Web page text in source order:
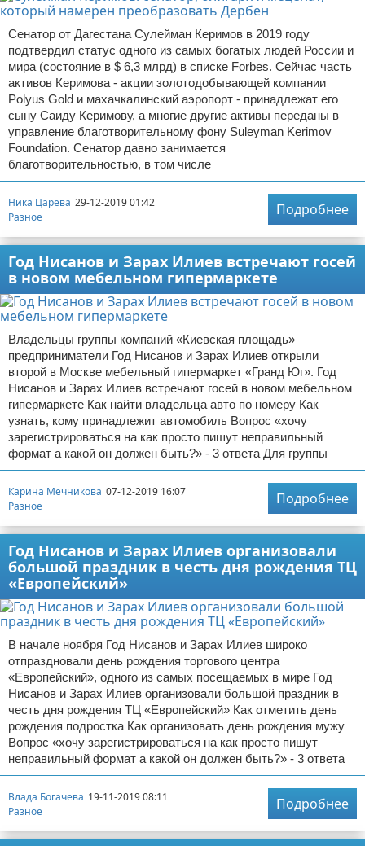
Сенатор от Дагестана Сулейман Керимов в 2019 году
подтвердил статус одного из самых богатых людей России и
мира (состояние в $ 6,3 млрд) в списке Forbes. Сейчас часть
активов Керимова - акции золотодобывающей компании
Polyus Gold и махачкалинский аэропорт - принадлежат его
сыну Саиду Керимову, а многие другие активы переданы в
управление благотворительному фону Suleyman Kerimov
Foundation. Сенатор давно занимается
благотворительностью, в том числе
Ника Царева 29-12-2019 01:42
Разное
Подробнее
Год Нисанов и Зарах Илиев встречают госей
в новом мебельном гипермаркете
Владельцы группы компаний «Киевская площадь»
предприниматели Год Нисанов и Зарах Илиев открыли
второй в Москве мебельный гипермаркет «Гранд Юг». Год
Нисанов и Зарах Илиев встречают госей в новом мебельном
гипермаркете Как найти владельца авто по номеру Как
узнать, кому принадлежит автомобиль Вопрос «хочу
зарегистрироваться на как просто пишут неправильный
формат а какой он должен быть?» - 3 ответа Для группы
Карина Мечникова 07-12-2019 16:07
Разное
Подробнее
Год Нисанов и Зарах Илиев организовали
большой праздник в честь дня рождения ТЦ
«Европейский»
В начале ноября Год Нисанов и Зарах Илиев широко
отпраздновали день рождения торгового центра
«Европейский», одного из самых посещаемых в мире Год
Нисанов и Зарах Илиев организовали большой праздник в
честь дня рождения ТЦ «Европейский» Как отметить день
рождения подростка Как организовать день рождения мужу
Вопрос «хочу зарегистрироваться на как просто пишут
неправильный формат а какой он должен быть?» - 3 ответа
Влада Богачева 19-11-2019 08:11
Разное
Подробнее